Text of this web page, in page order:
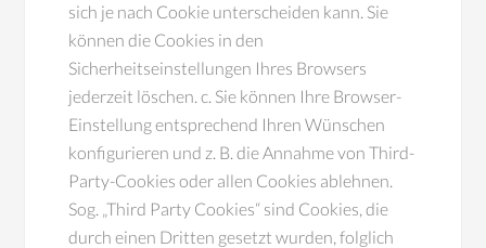
sich je nach Cookie unterscheiden kann. Sie
können die Cookies in den
Sicherheitseinstellungen Ihres Browsers
jederzeit löschen. c. Sie können Ihre Browser-
Einstellung entsprechend Ihren Wünschen
konfigurieren und z. B. die Annahme von Third-
Party-Cookies oder allen Cookies ablehnen.
Sog. „Third Party Cookies“ sind Cookies, die
durch einen Dritten gesetzt wurden, folglich